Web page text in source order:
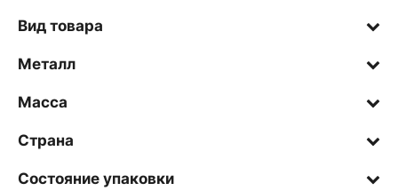
Вид товара
Металл
Масса
Страна
Состояние упаковки